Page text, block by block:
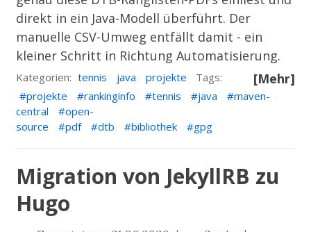
direkt in ein Java-Modell überführt. Der
manuelle CSV-Umweg entfällt damit - ein
kleiner Schritt in Richtung Automatisierung.
[Mehr]
Kategorien: tennis java projekte
Tags:
projekte
rankinginfo tennis java
maven-
central
open-
source
pdf dtb bibliothek gpg
Migration von JekyllRB zu
Hugo